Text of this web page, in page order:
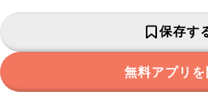
保存す
無料アプリを